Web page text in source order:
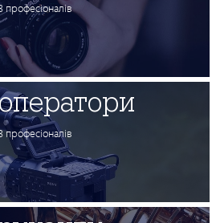
професіоналів
професіоналів